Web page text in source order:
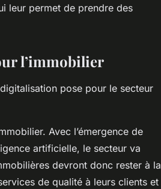
leur permet de prendre des
l’immobilier
pose pour le secteur
Avec l’émergence de
artificielle, le secteur va
devront donc rester à la
de qualité à leurs clients et